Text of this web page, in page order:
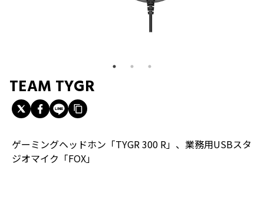
TEAM TYGR
ゲーミングヘッドホン「TYGR 300 R」、業務用USBスタ
ジオマイク「FOX」